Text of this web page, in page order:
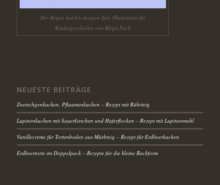
Der Regen hat bis morgen Zeit, Illustration für
Kindergeschichte von Birgit Puck
NEUESTE BEITRÄGE
Zwetschgenkuchen, Pflaumenkuchen – Rezept mit Rührteig
Lupinenkuchen mit Sauerkirschen und Haferflocken – Rezept mit Lupinenmehl
Vanillecreme für Tortenboden aus Mürbteig – Rezept für Erdbeerkuchen
Erdbeertorte im Doppelpack – Rezepte für die kleine Backform